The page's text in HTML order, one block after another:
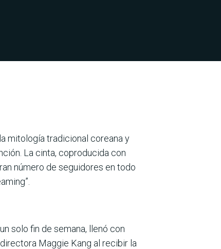
mitología tradicional coreana y
La cinta, coproducida con
número de seguidores en todo
solo fin de semana, llenó con
Maggie Kang al recibir la